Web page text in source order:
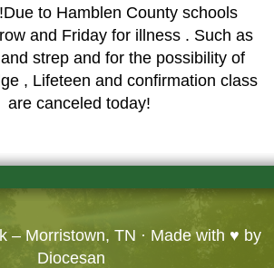
to Hamblen County schools
and Friday for illness . Such as
strep and for the possibility of
, Lifeteen and confirmation class
are canceled today!
– Morristown, TN · Made with ♥ by
Diocesan